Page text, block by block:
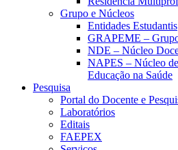
Grupo e Núcleos
Entidades Estudantis
GRAPEME –
NDE – Núcleo
NAPES – Núcleo
Educação na Saúde
Pesquisa
Portal do Docente e
Laboratórios
Editais
FAEPEX